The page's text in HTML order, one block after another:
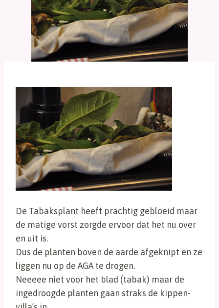
De Tabaksplant heeft prachtig gebloeid maar
de matige vorst zorgde ervoor dat het nu over
en uit is.
Dus de planten boven de aarde afgeknipt en ze
liggen nu op de AGA te drogen.
Neeeee niet voor het blad (tabak) maar de
ingedroogde planten gaan straks de kippen-